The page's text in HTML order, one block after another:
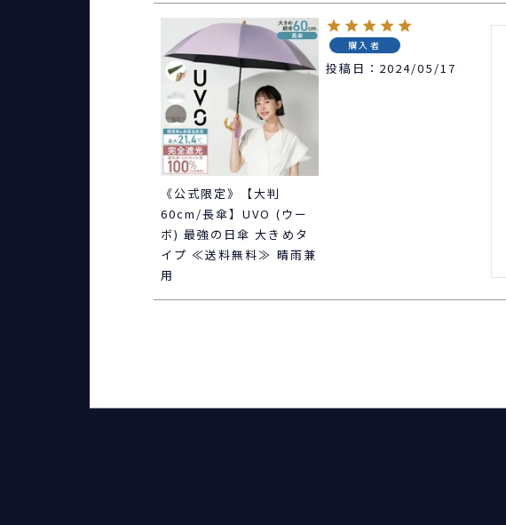
《公式限定》【大判
60cm/長傘】UVO (ウー
ボ) 最強の日傘 大きめタ
イプ ≪送料無料≫ 晴雨兼
用
購入者
投稿日 2024/05/17